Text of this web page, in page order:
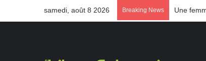
samedi, août 8 2026 Breaking News Une